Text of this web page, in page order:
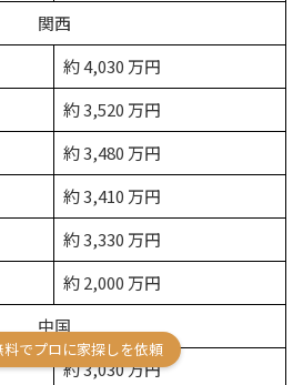
関西
約 4,030 万円
約 3,520 万円
約 3,480 万円
約 3,410 万円
約 3,330 万円
約 2,000 万円
中国
約 3,030 万円
でプロに家探しを依頼